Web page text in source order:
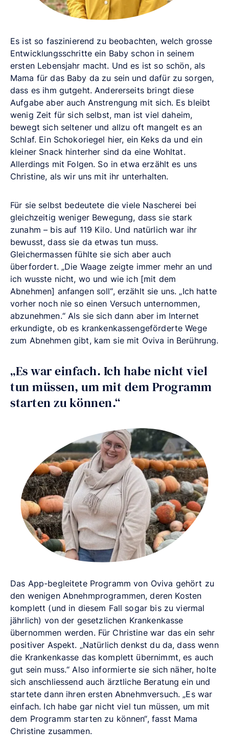
Es ist so faszinierend zu beobachten, welch grosse
Entwicklungsschritte ein Baby schon in seinem
ersten Lebensjahr macht. Und es ist so schön, als
Mama für das Baby da zu sein und dafür zu sorgen,
dass es ihm gutgeht. Andererseits bringt diese
Aufgabe aber auch Anstrengung mit sich. Es bleibt
wenig Zeit für sich selbst, man ist viel daheim,
bewegt sich seltener und allzu oft mangelt es an
Schlaf. Ein Schokoriegel hier, ein Keks da und ein
kleiner Snack hinterher sind da eine Wohltat.
Allerdings mit Folgen. So in etwa erzählt es uns
Christine, als wir uns mit ihr unterhalten.
Für sie selbst bedeutete die viele Nascherei bei
gleichzeitig weniger Bewegung, dass sie stark
zunahm – bis auf 119 Kilo. Und natürlich war ihr
bewusst, dass sie da etwas tun muss.
Gleichermassen fühlte sie sich aber auch
überfordert. „Die Waage zeigte immer mehr an und
ich wusste nicht, wo und wie ich [mit dem
Abnehmen] anfangen soll“, erzählt sie uns. „Ich hatte
vorher noch nie so einen Versuch unternommen,
abzunehmen.“ Als sie sich dann aber im Internet
erkundigte, ob es krankenkassengeförderte Wege
zum Abnehmen gibt, kam sie mit Oviva in Berührung.
„Es war einfach. Ich habe nicht viel
tun müssen, um mit dem Programm
starten zu können.“
Das App-begleitete Programm von Oviva gehört zu
den wenigen Abnehmprogrammen, deren Kosten
komplett (und in diesem Fall sogar bis zu viermal
jährlich) von der gesetzlichen Krankenkasse
übernommen werden. Für Christine war das ein sehr
positiver Aspekt. „Natürlich denkst du da, dass wenn
die Krankenkasse das komplett übernimmt, es auch
gut sein muss.“ Also informierte sie sich näher, holte
sich anschliessend auch ärztliche Beratung ein und
startete dann ihren ersten Abnehmversuch. „Es war
einfach. Ich habe gar nicht viel tun müssen, um mit
dem Programm starten zu können“, fasst Mama
Christine zusammen.